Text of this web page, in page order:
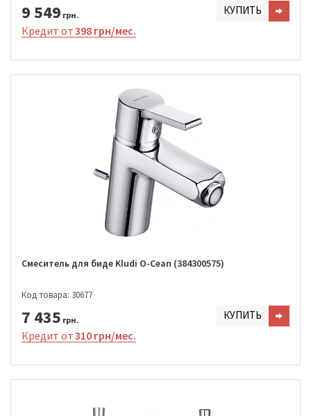
9 549 грн. КУПИТЬ
Кредит от398 грн/мес.
Смеситель для биде Kludi O-Cean (384300575)
Код товара: 30677
7 435 грн. КУПИТЬ
Кредит от310 грн/мес.